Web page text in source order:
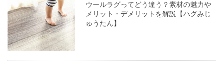
ウールラグってどう違う？素材の魅力や
メリット・デメリットを解説【ハグみじ
ゅうたん】